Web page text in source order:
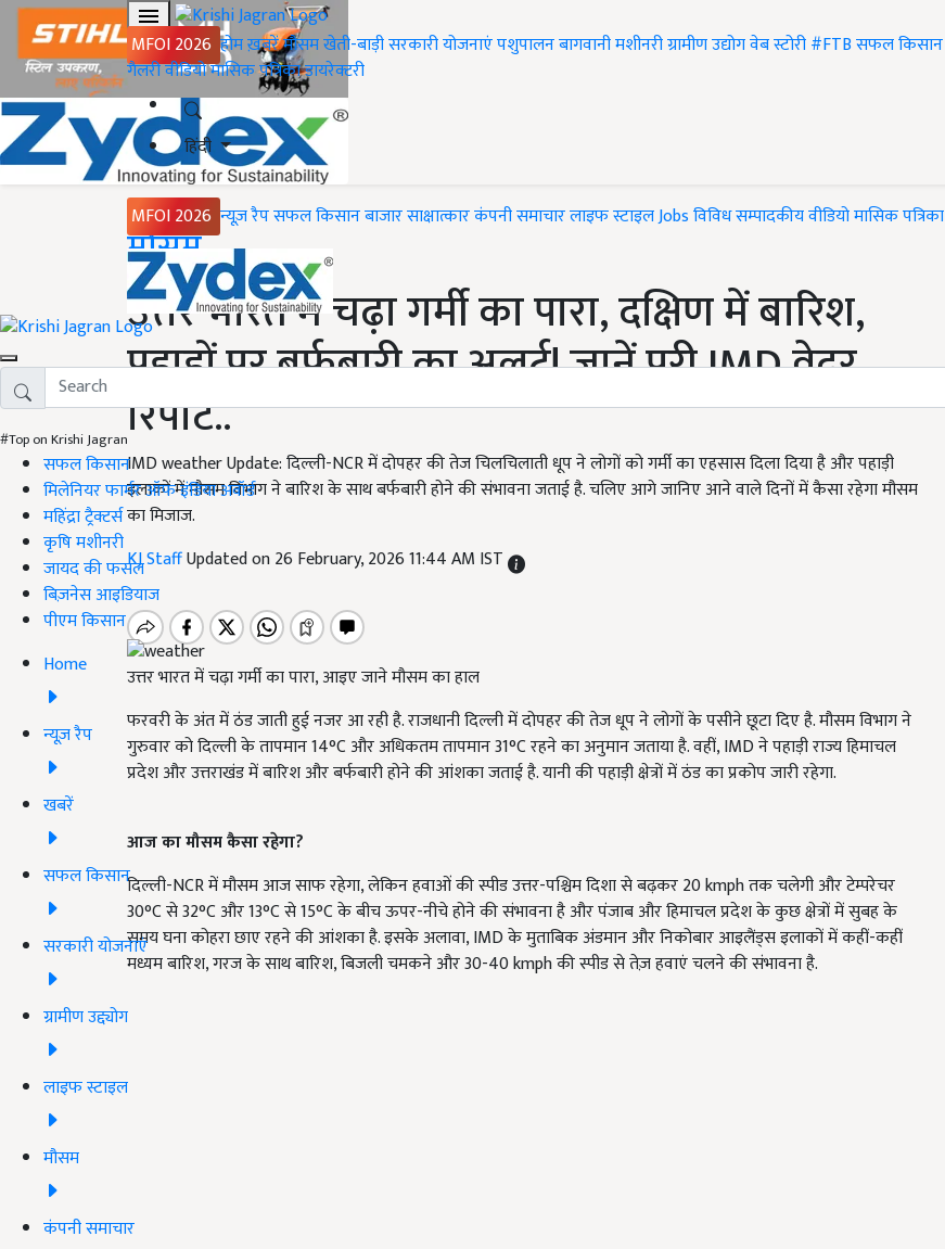
MFOI 2026 होमख़बरेंमौसमखेती-बाड़ीसरकारी योजनाएंपशुपालनबागवानीमशीनरीग्रामीण उद्योगवेब स्टोरी#FTBसफल किसान
गैलरीवीडियोमासिक पत्रिकाडायरेक्टरी
हिंदी
MFOI 2026 न्यूज़ रैपसफल किसानबाजारसाक्षात्कारकंपनी समाचारलाइफ स्टाइलJobsविविधसम्पादकीयवीडियोमासिक पत्रिका
#Top on Krishi Jagran
सफल किसान
मिलेनियर फार्मर ऑफ इंडिया अवॉर्ड
महिंद्रा ट्रैक्टर्स
कृषि मशीनरी
जायद की फसल
बिज़नेस आइडियाज
पीएम किसान
Home
न्यूज़ रैप
खबरें
सफल किसान
सरकारी योजनाएं
ग्रामीण उद्द्योग
लाइफ स्टाइल
मौसम
कंपनी समाचार
Home
मौसम
उत्तर भारत में चढ़ा गर्मी का पारा, दक्षिण में बारिश,
पहाड़ों पर बर्फबारी का अलर्ट! जानें पूरी IMD वेदर
रिपोर्ट..
IMD weather Update: दिल्ली-NCR में दोपहर की तेज चिलचिलाती धूप ने लोगों को गर्मी का एहसास दिला दिया है और पहाड़ी
इलाकों में मौसम विभाग ने बारिश के साथ बर्फबारी होने की संभावना जताई है. चलिए आगे जानिए आने वाले दिनों में कैसा रहेगा मौसम
का मिजाज.
KJ StaffUpdated on 26 February, 2026 11:44 AM IST
उत्तर भारत में चढ़ा गर्मी का पारा, आइए जाने मौसम का हाल
फरवरी के अंत में ठंड जाती हुई नजर आ रही है. राजधानी दिल्ली में दोपहर की तेज धूप ने लोगों के पसीने छूटा दिए है. मौसम विभाग ने
गुरुवार को दिल्ली के तापमान 14°C और अधिकतम तापमान 31°C रहने का अनुमान जताया है. वहीं, IMD ने पहाड़ी राज्य हिमाचल
प्रदेश और उत्तराखंड में बारिश और बर्फबारी होने की आंशका जताई है. यानी की पहाड़ी क्षेत्रों में ठंड का प्रकोप जारी रहेगा.
आज का मौसम कैसा रहेगा?
दिल्ली-NCR में मौसम आज साफ रहेगा, लेकिन हवाओं की स्पीड उत्तर-पश्चिम दिशा से बढ़कर 20 kmph तक चलेगी और टेम्परेचर
30°C से 32°C और 13°C से 15°C के बीच ऊपर-नीचे होने की संभावना है और पंजाब और हिमाचल प्रदेश के कुछ क्षेत्रों में सुबह के
समय घना कोहरा छाए रहने की आंशका है. इसके अलावा, IMD के मुताबिक अंडमान और निकोबार आइलैंड्स इलाकों में कहीं-कहीं
मध्यम बारिश, गरज के साथ बारिश, बिजली चमकने और 30-40 kmph की स्पीड से तेज़ हवाएं चलने की संभावना है.